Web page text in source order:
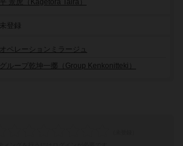
平 景虎（Kagetora Taira）
未登録
オペレーションミラージュ
グループ乾坤一擲（Group Kenkonitteki）